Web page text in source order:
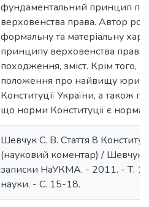
фундаментальний принцип
верховенства права. Автор
формальну та матеріальну
принципу верховенства права,
походження, зміст. Крім того,
положення про найвищу
Конституції України, а також
що норми Конституції є
Шевчук С. В. Стаття 8
(науковий коментар) / Шевчук
записки НаУКМА. - 2011. - Т.
науки. - С. 15-18.